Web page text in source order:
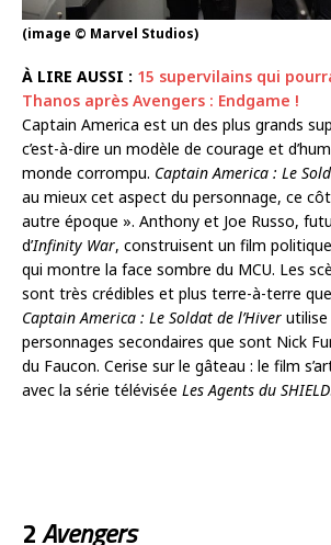
(image © Marvel Studios)
À LIRE AUSSI : 15 supervilains qui
Thanos après Avengers : Endgame !
Captain America est un des plus grands
c’est-à-dire un modèle de courage et
monde corrompu. Captain America : Le
au mieux cet aspect du personnage, ce
autre époque ». Anthony et Joe Russo,
d’Infinity War, construisent un film
qui montre la face sombre du MCU. Les
sont très crédibles et plus terre-à-terre que
Captain America : Le Soldat de l’Hiver utilise
personnages secondaires que sont Nick
du Faucon. Cerise sur le gâteau : le film
avec la série télévisée Les Agents du SHIELD.
2Avengers